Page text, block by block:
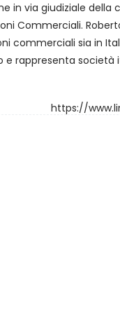
in via giudiziale della
Commerciali.
commerciali sia in
e rappresenta società
College of London
Iscritto all’Albo degli
https://